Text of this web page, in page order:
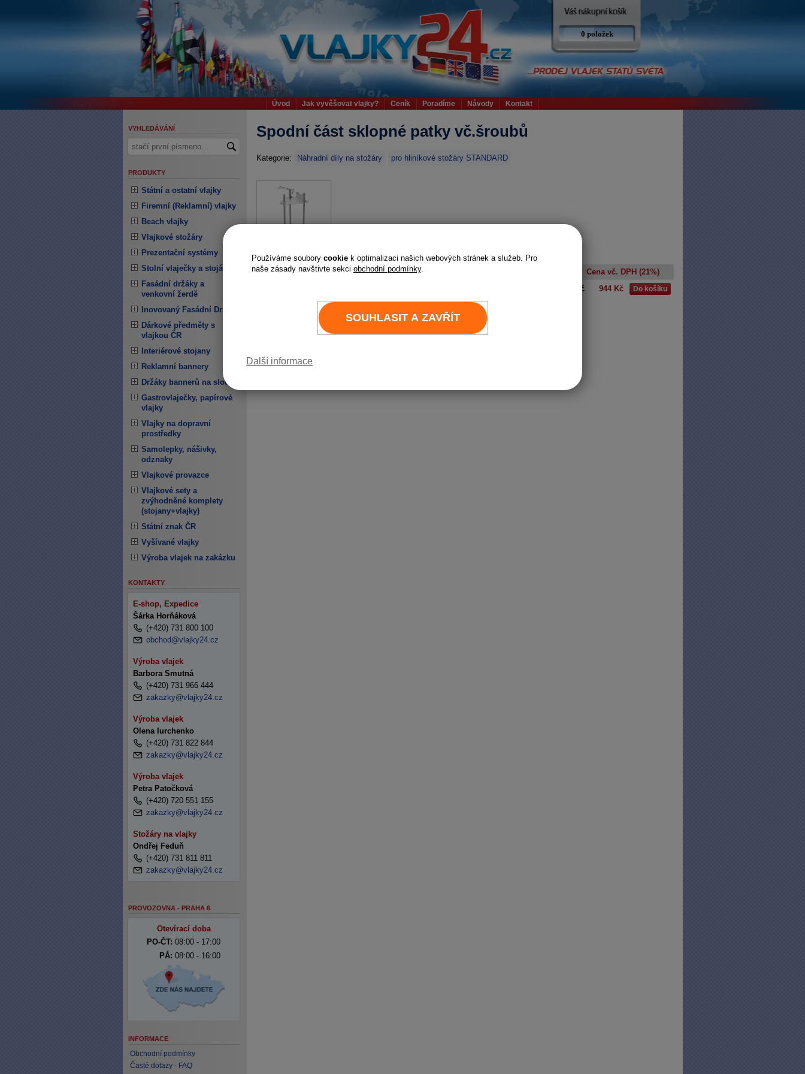
0 položek
Úvod Jak vyvěšovat vlajky? Ceník Poradíme Návody Kontakt
Spodní část sklopné patky vč.šroubů
Kategorie: Náhradní díly na stožáry pro hliníkové stožáry STANDARD
Cena vč. DPH (21%)
780 Kč 944 Kč Do košíku
VYHLEDÁVÁNÍ
PRODUKTY
Státní a ostatní vlajky
Firemní (Reklamní) vlajky
Beach vlajky
Vlajkové stožáry
Prezentační systémy
Stolní vlaječky a stojánky
Fasádní držáky a
venkovní žerdě
Inovovaný Fasádní Držák
Dárkové předměty s
vlajkou ČR
Interiérové stojany
Reklamní bannery
Držáky bannerů na sloupy
Gastrovlaječky, papírové
vlajky
Vlajky na dopravní
prostředky
Samolepky, nášivky,
odznaky
Vlajkové provazce
Vlajkové sety a
zvýhodněné komplety
(stojany+vlajky)
Státní znak ČR
Vyšívané vlajky
Výroba vlajek na zakázku
KONTAKTY
E-shop, Expedice
Šárka Horňáková
(+420) 731 800 100
obchod@vlajky24.cz
Výroba vlajek
Barbora Smutná
(+420) 731 966 444
zakazky@vlajky24.cz
Výroba vlajek
Olena Iurchenko
(+420) 731 822 844
zakazky@vlajky24.cz
Výroba vlajek
Petra Patočková
(+420) 720 551 155
zakazky@vlajky24.cz
Stožáry na vlajky
Ondřej Feduň
(+420) 731 811 811
zakazky@vlajky24.cz
PROVOZOVNA - PRAHA 6
Otevírací doba
PO-ČT: 08:00 - 17:00
PÁ: 08:00 - 16:00
INFORMACE
Obchodní podmínky
Časté dotazy - FAQ
Používáme soubory cookie k optimalizaci našich webových stránek a služeb. Pro
naše zásady navštivte sekci obchodní podmínky.
SOUHLASIT A ZAVŘÍT
Další informace